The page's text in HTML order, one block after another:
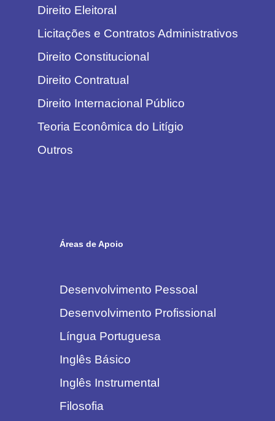
Direito Eleitoral
Licitações e Contratos Administrativos
Direito Constitucional
Direito Contratual
Direito Internacional Público
Teoria Econômica do Litígio
Outros
Áreas de Apoio
Desenvolvimento Pessoal
Desenvolvimento Profissional
Língua Portuguesa
Inglês Básico
Inglês Instrumental
Filosofia